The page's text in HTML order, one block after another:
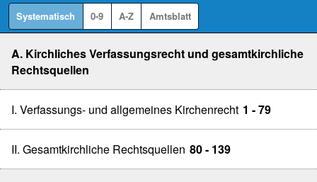
Systematisch 0-9 A-Z Amtsblatt
A. Kirchliches Verfassungsrecht und gesamtkirchliche
Rechtsquellen
I. Verfassungs- und allgemeines Kirchenrecht 1 - 79
II. Gesamtkirchliche Rechtsquellen 80 - 139